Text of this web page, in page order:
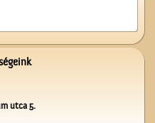
Állami
utca 5.